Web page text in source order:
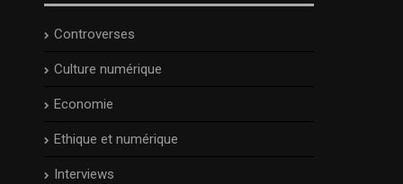
Controverses
Culture numérique
Economie
Ethique et numérique
Interviews